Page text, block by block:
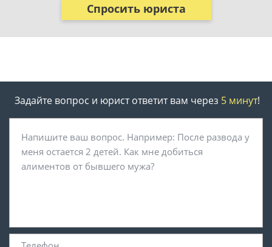
Спросить юриста
Задайте вопрос и юрист ответит вам через 5 минут!